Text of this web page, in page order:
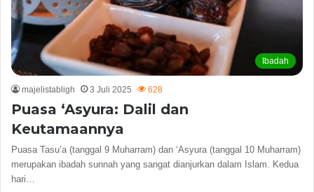
Ibadah
majelistabligh 3 Juli 2025 628
Puasa ‘Asyura: Dalil dan
Keutamaannya
Puasa Tasu’a (tanggal 9 Muharram) dan ‘Asyura (tanggal 10 Muharram)
merupakan ibadah sunnah yang sangat dianjurkan dalam Islam. Kedua
hari…